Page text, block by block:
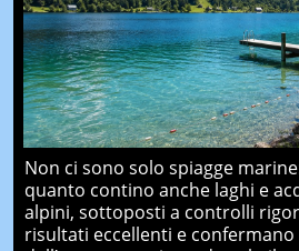
Non ci sono solo spiagge
quanto contino anche laghi e
alpini, sottoposti a controlli
risultati eccellenti e confermano